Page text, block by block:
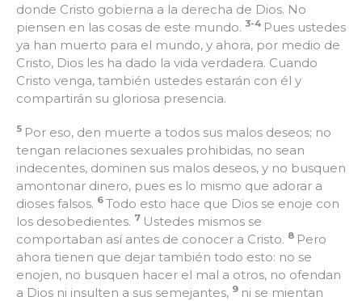
donde Cristo gobierna a la derecha de Dios. No
piensen en las cosas de este mundo. 3-4 Pues ustedes
ya han muerto para el mundo, y ahora, por medio de
Cristo, Dios les ha dado la vida verdadera. Cuando
Cristo venga, también ustedes estarán con él y
compartirán su gloriosa presencia.
5 Por eso, den muerte a todos sus malos deseos; no
tengan relaciones sexuales prohibidas, no sean
indecentes, dominen sus malos deseos, y no busquen
amontonar dinero, pues es lo mismo que adorar a
dioses falsos. 6 Todo esto hace que Dios se enoje con
los desobedientes. 7 Ustedes mismos se
comportaban así antes de conocer a Cristo. 8 Pero
ahora tienen que dejar también todo esto: no se
enojen, no busquen hacer el mal a otros, no ofendan
a Dios ni insulten a sus semejantes, 9 ni se mientan